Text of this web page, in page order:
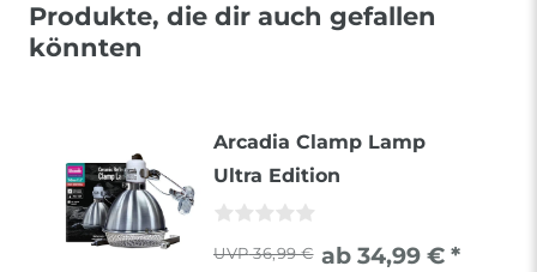
Produkte, die dir auch gefallen
könnten
Arcadia Clamp Lamp
Ultra Edition
36,99 € ab 34,99 € *